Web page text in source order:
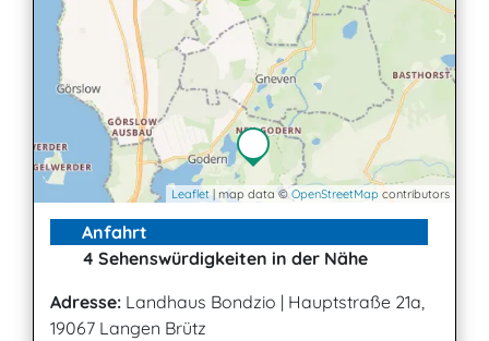
Leaflet | map data ©OpenStreetMap contributors
Anfahrt
4 Sehenswürdigkeiten in der Nähe
Adresse: Landhaus Bondzio | Hauptstraße 21a,
19067 Langen Brütz